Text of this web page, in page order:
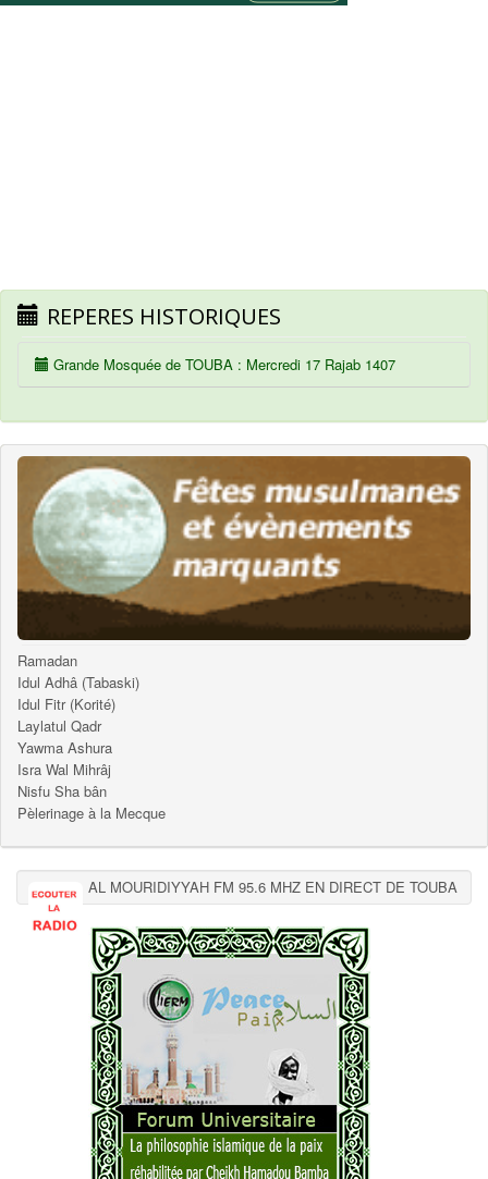
REPERES HISTORIQUES
Grande Mosquée de TOUBA : Mercredi 17 Rajab 1407
Ramadan
Idul Adhâ (Tabaski)
Idul Fitr (Korité)
Laylatul Qadr
Yawma Ashura
Isra Wal Mihrâj
Nisfu Sha bân
Pèlerinage à la Mecque
AL MOURIDIYYAH FM 95.6 MHZ EN DIRECT DE TOUBA